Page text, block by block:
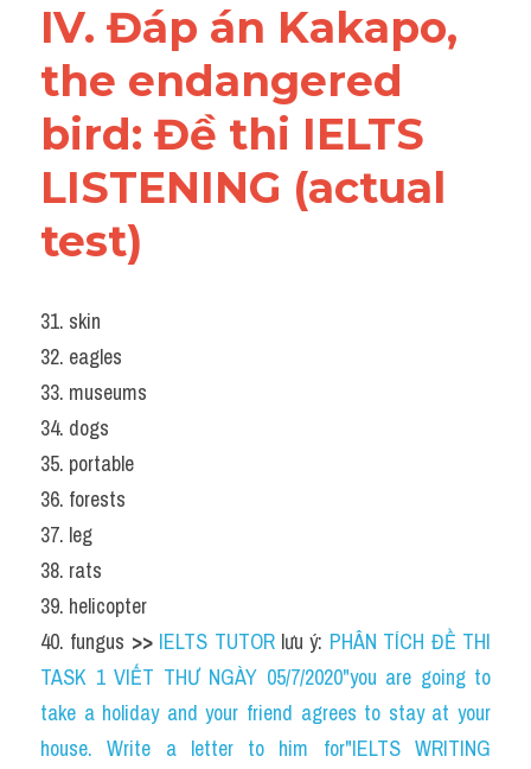
IV. Đáp án Kakapo,
the endangered
bird: Đề thi IELTS
LISTENING (actual
test)
31. skin
32. eagles
33. museums
34. dogs
35. portable
36. forests
37. leg
38. rats
39. helicopter
40. fungus >> IELTS TUTOR lưu ý: PHÂN TÍCH ĐỀ THI
TASK 1 VIẾT THƯ NGÀY 05/7/2020"you are going to
take a holiday and your friend agrees to stay at your
house. Write a letter to him for"IELTS WRITING